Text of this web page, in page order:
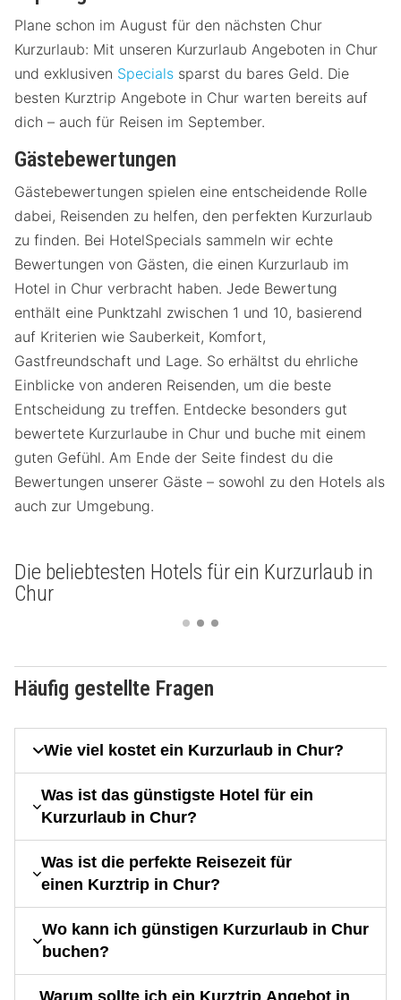
Plane schon im August für den nächsten Chur
Kurzurlaub: Mit unseren Kurzurlaub Angeboten in Chur
und exklusiven Specials sparst du bares Geld. Die
besten Kurztrip Angebote in Chur warten bereits auf
dich – auch für Reisen im September.
Gästebewertungen
Gästebewertungen spielen eine entscheidende Rolle
dabei, Reisenden zu helfen, den perfekten Kurzurlaub
zu finden. Bei HotelSpecials sammeln wir echte
Bewertungen von Gästen, die einen Kurzurlaub im
Hotel in Chur verbracht haben. Jede Bewertung
enthält eine Punktzahl zwischen 1 und 10, basierend
auf Kriterien wie Sauberkeit, Komfort,
Gastfreundschaft und Lage. So erhältst du ehrliche
Einblicke von anderen Reisenden, um die beste
Entscheidung zu treffen. Entdecke besonders gut
bewertete Kurzurlaube in Chur und buche mit einem
guten Gefühl. Am Ende der Seite findest du die
Bewertungen unserer Gäste – sowohl zu den Hotels als
auch zur Umgebung.
Die beliebtesten Hotels für ein Kurzurlaub in
Chur
Häufig gestellte Fragen
Wie viel kostet ein Kurzurlaub in Chur?
Was ist das günstigste Hotel für ein
Kurzurlaub in Chur?
Was ist die perfekte Reisezeit für
einen Kurztrip in Chur?
Wo kann ich günstigen Kurzurlaub in Chur
buchen?